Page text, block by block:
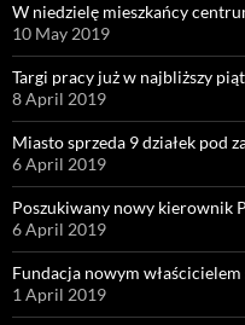
W niedzielę mieszkańcy
10 May 2019
Targi pracy już w najbliższy
8 April 2019
Miasto sprzeda 9 działek pod
6 April 2019
Poszukiwany nowy kierownik
6 April 2019
Fundacja nowym
1 April 2019